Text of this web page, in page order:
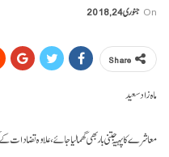
On جنوری 24, 2018
Share
ماہ زاد سعید
معاشرے کا پہیہ جتنی باربھی گھما لیا جائے، علاوہ